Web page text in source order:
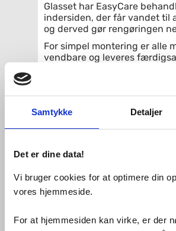
Samtykke Detaljer
Det er dine data!
Vi bruger cookies for at optimere din
vores hjemmeside.
For at hjemmesiden kan virke, er der
Glasset har EasyCare
indersiden, der får vandet til
og derved gør rengøringen
For simpel montering er alle
vendbare og leveres
stregtegningen
hæve-/sænkefunktion
Med 20 mm justerbar
10 års garanti mod
kombiner bruseniche og